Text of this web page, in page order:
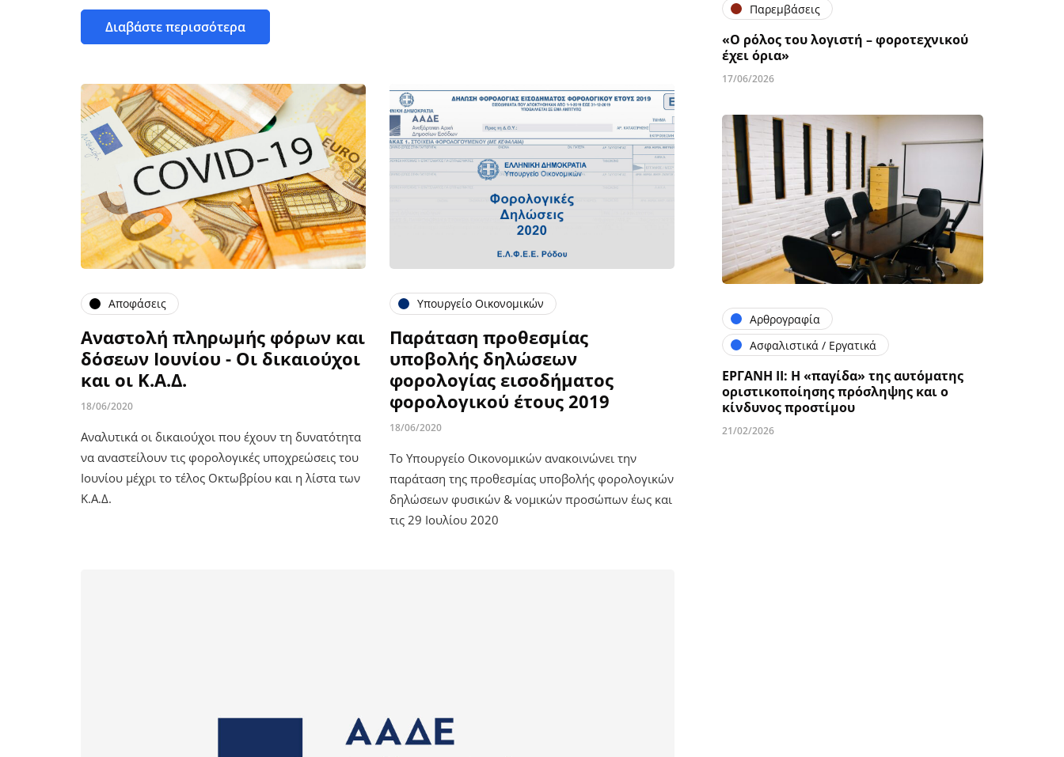
Διαβάστε περισσότερα
Αποφάσεις
Αναστολή πληρωμής φόρων και
δόσεων Ιουνίου - Οι δικαιούχοι
και οι Κ.Α.Δ.
18/06/2020
Αναλυτικά οι δικαιούχοι που έχουν τη δυνατότητα
να αναστείλουν τις φορολογικές υποχρεώσεις του
Ιουνίου μέχρι το τέλος Οκτωβρίου και η λίστα των
Κ.Α.Δ.
Υπουργείο Οικονομικών
Παράταση προθεσμίας
υποβολής δηλώσεων
φορολογίας εισοδήματος
φορολογικού έτους 2019
18/06/2020
Το Υπουργείο Οικονομικών ανακοινώνει την
παράταση της προθεσμίας υποβολής φορολογικών
δηλώσεων φυσικών & νομικών προσώπων έως και
τις 29 Ιουλίου 2020
Παρεμβάσεις
«Ο ρόλος του λογιστή – φοροτεχνικού
έχει όρια»
17/06/2026
Αρθρογραφία
Ασφαλιστικά / Εργατικά
ΕΡΓΑΝΗ ΙΙ: Η «παγίδα» της αυτόματης
οριστικοποίησης πρόσληψης και ο
κίνδυνος προστίμου
21/02/2026